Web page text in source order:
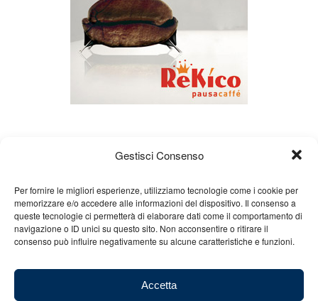
Gestisci Consenso
Per fornire le migliori esperienze, utilizziamo tecnologie come i cookie per
memorizzare e/o accedere alle informazioni del dispositivo. Il consenso a
queste tecnologie ci permetterà di elaborare dati come il comportamento di
navigazione o ID unici su questo sito. Non acconsentire o ritirare il
consenso può influire negativamente su alcune caratteristiche e funzioni.
Accetta
Chi siamo Gian Carlo Minardi
Gear
Merchandising
Partners Contatti